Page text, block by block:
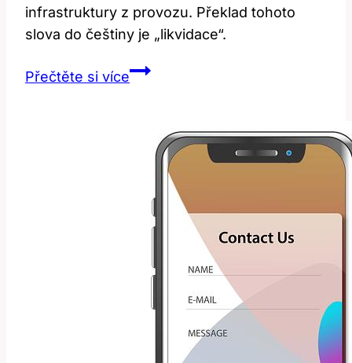
infrastruktury z provozu. Překlad tohoto
slova do češtiny je „likvidace“.
Přečtěte si víceDecommission:
Překlad
Technického